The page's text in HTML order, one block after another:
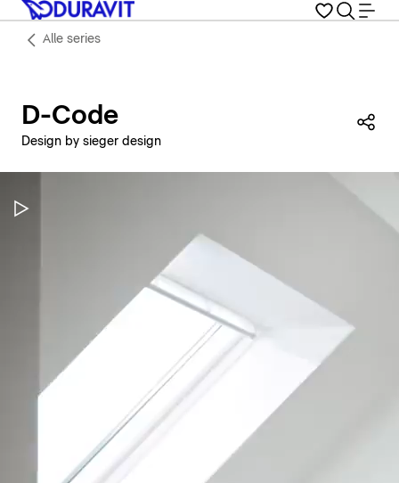
Alle series
D-Code
Design by sieger design
Video pauzeren